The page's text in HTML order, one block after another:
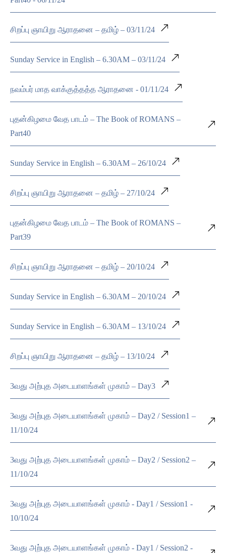
சிறப்பு ஞாயிறு ஆராதனை – தமிழ் – 03/11/24
Sunday Service in English – 6.30AM – 03/11/24
நவம்பர் மாத வாக்குத்தத்த ஆராதனை - 01/11/24
புதன்கிழமை வேத பாடம் – The Book of ROMANS –
Part40
Sunday Service in English – 6.30AM – 26/10/24
சிறப்பு ஞாயிறு ஆராதனை – தமிழ் – 27/10/24
புதன்கிழமை வேத பாடம் – The Book of ROMANS –
Part39
சிறப்பு ஞாயிறு ஆராதனை – தமிழ் – 20/10/24
Sunday Service in English – 6.30AM – 20/10/24
Sunday Service in English – 6.30AM – 13/10/24
சிறப்பு ஞாயிறு ஆராதனை – தமிழ் – 13/10/24
3வது அற்புத அடையாளங்கள் முகாம் – Day3
3வது அற்புத அடையாளங்கள் முகாம் – Day2 / Session1 –
11/10/24
3வது அற்புத அடையாளங்கள் முகாம் – Day2 / Session2 –
11/10/24
3வது அற்புத அடையாளங்கள் முகாம் - Day1 / Session1 -
10/10/24
3வது அற்புத அடையாளங்கள் முகாம் - Day1 / Session2 -